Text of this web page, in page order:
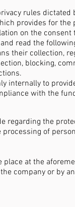
rules dictated
provides for
on the
read the
their collection,
blocking,
internally to
with the
regarding the
of
at the
company or by